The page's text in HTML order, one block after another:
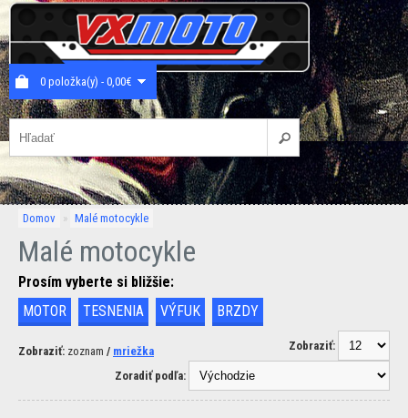
0 položka(y) - 0,00€
Domov » Malé motocykle
Malé motocykle
Prosím vyberte si bližšie:
MOTOR
TESNENIA VÝFUK BRZDY
Zobraziť: zoznam / mriežka Zobraziť:
Zoradiť podľa: